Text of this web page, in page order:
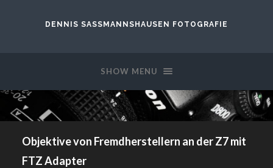
DENNIS SASSMANNSHAUSEN FOTOGRAFIE
SHOW MENU
Objektive von Fremdherstellern an der Z7 mit
FTZ Adapter